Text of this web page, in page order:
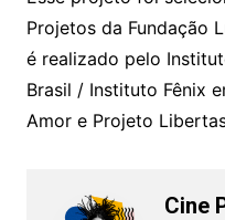
Projetos da Fundação
é realizado pelo
Brasil / Instituto Fênix
Amor e Projeto
Cine